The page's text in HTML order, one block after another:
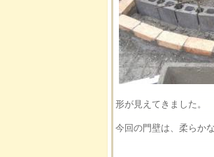
形が見えてきました。
今回の門壁は、柔らか